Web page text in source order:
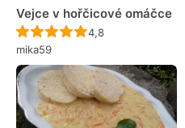
Vejce v hořčicové omáčce
Recept ještě nebyl
4,8
mika59